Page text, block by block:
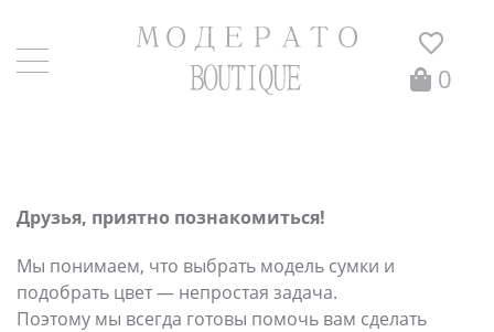
0
Друзья, приятно познакомиться!
Мы понимаем, что выбрать модель сумки и
подобрать цвет — непростая задача.
Поэтому мы всегда готовы помочь вам сделать